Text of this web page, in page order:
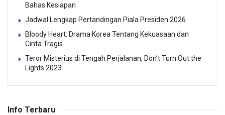
Bahas Kesiapan
Jadwal Lengkap Pertandingan Piala Presiden 2026
Bloody Heart: Drama Korea Tentang Kekuasaan dan
Cinta Tragis
Teror Misterius di Tengah Perjalanan, Don’t Turn Out the
Lights 2023
Info Terbaru